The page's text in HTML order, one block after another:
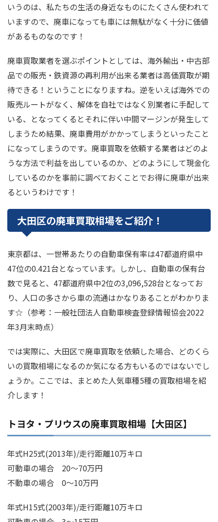
いうのは、私たちの生活の身近なものにたくさん使われて
いますので、廃車になっても車には無駄がなく十分に価値
があるものなのです！
廃車買取業者を選ぶポイントとしては、海外輸出・中古部
品での販売・鉄資源の再利用が出来る業者は高価買取が期
待できる！ということになりますね。逆をいえば海外での
販売ルートがなく、解体を自社ではなく別業者に手配して
いる、となってくるとそれに伴い中間マージンが発生して
しまうため結果、廃車費用がかかってしまうといったこと
になってしまうのです。廃車買取を依頼する業者はどのよ
うな方法で利益を出しているのか、どのようにして現金化
しているのかを事前に調べておくことでお得に廃車が出来
るというわけです！
大田区の廃車買取相場をご紹介！
東京都は、一世帯あたりの自動車保有率は47都道府県中
47位の0.421台となっています。しかし、自動車の保有台
数で見ると、47都道府県中2位の3,096,528台となってお
り、人口の多さから車の流通はかなりあることがわかりま
す☆（参考：一般社団法人自動車検査登録情報協会2022
年3月末時点）
では実際に、大田区で廃車買取を依頼した場合、どのくら
いの買取相場になるのか気になる方もいるのではないでし
ょうか。ここでは、まとめた人気車種5種の買取相場を紹
介します！
トヨタ・プリウスの廃車買取相場【大田区】
年式H25式(2013年)/走行距離10万キロ
可動車の場合 20～70万円
不動車の場合 0～10万円
年式H15式(2003年)/走行距離10万キロ